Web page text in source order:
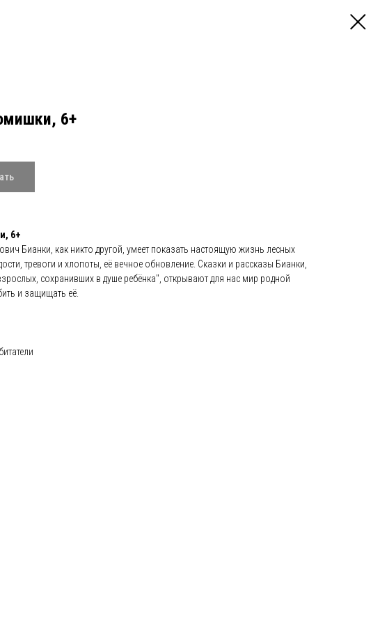
6+
6+
Бианки, как никто другой, умеет показать настоящую жизнь лесных
тревоги и хлопоты, её вечное обновление. Сказки и рассказы Бианки,
сохранивших в душе ребёнка", открывают для нас мир родной
и защищать её.